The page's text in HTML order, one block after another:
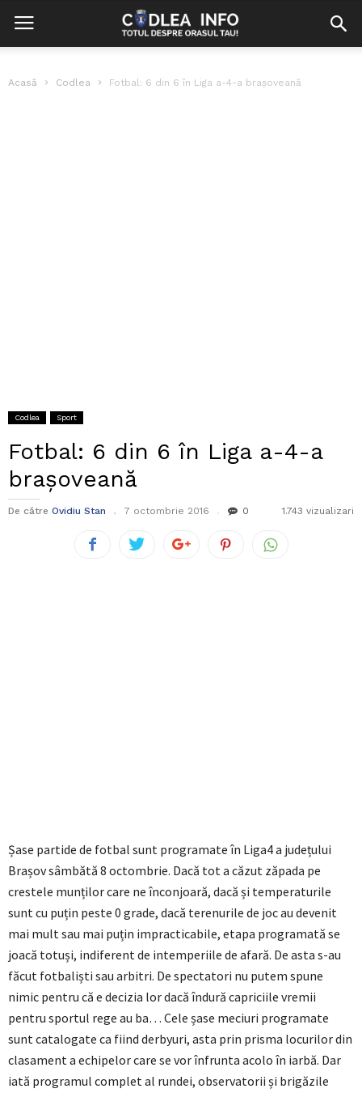
Acasă Codlea Fotbal: 6 din 6 în Liga a-4-a brașoveană
Codlea Sport
Fotbal: 6 din 6 în Liga a-4-a
brașoveană
De către Ovidiu Stan 7 octombrie 2016 0 1.743 vizualizari
Șase partide de fotbal sunt programate în Liga4 a județului
Brașov sâmbătă 8 octombrie. Dacă tot a căzut zăpada pe
crestele munților care ne înconjoară, dacă și temperaturile
sunt cu puțin peste 0 grade, dacă terenurile de joc au devenit
mai mult sau mai puțin impracticabile, etapa programată se
joacă totuși, indiferent de intemperiile de afară. De asta s-au
făcut fotbaliști sau arbitri. De spectatori nu putem spune
nimic pentru că e decizia lor dacă îndură capriciile vremii
pentru sportul rege au ba… Cele șase meciuri programate
sunt catalogate ca fiind derbyuri, asta prin prisma locurilor din
clasament a echipelor care se vor înfrunta acolo în iarbă. Dar
iată programul complet al rundei, observatorii și brigăzile